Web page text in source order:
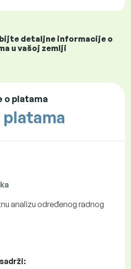
detaljne informacije o
u vašoj zemlji
o platama
platama
analizu određenog radnog